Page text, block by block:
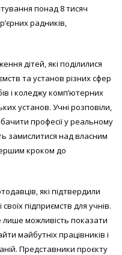
понад 8 тисяч
радників,
дітей, які поділилися
та установ різних сфер
і коледжу комп’ютерних
установ. Учні розповіли,
професії у реальному
замислитися над власним
кроком до
які підтвердили
підприємств для учнів.
лише можливість показати
майбутніх працівників і
Представники проєкту